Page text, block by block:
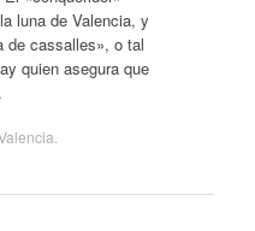
luna de Valencia, y
de cassalles», o tal
quien asegura que